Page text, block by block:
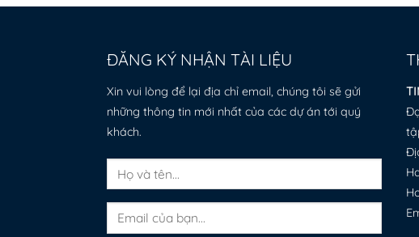
ĐĂNG KÝ NHẬN TÀI LIỆU
Xin vui lòng để lại địa chỉ email, chúng tôi sẽ gửi
những thông tin mới nhất của các dự án tới quý
khách.